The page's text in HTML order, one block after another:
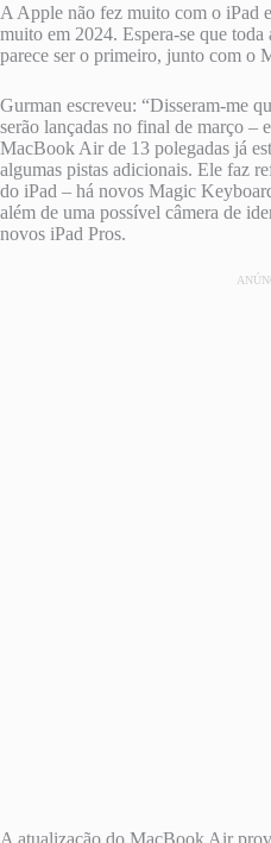
A Apple não fez muito com o iPad
muito em 2024. Espera-se que
parece ser o primeiro, junto com o
Gurman escreveu: “Disseram-me
serão lançadas no final de março –
MacBook Air de 13 polegadas já
algumas pistas adicionais. Ele faz
do iPad – há novos Magic
além de uma possível câmera de
novos iPad Pros.
A atualização do MacBook Air